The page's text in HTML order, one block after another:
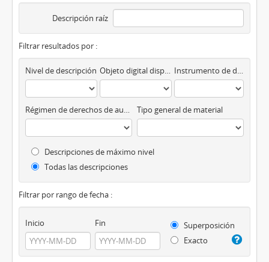
Descripción raíz
Filtrar resultados por :
Nivel de descripción Objeto digital disponibles Instrumento de descripción
Régimen de derechos de autor Tipo general de material
Descripciones de máximo nivel
Todas las descripciones
Filtrar por rango de fecha :
Inicio Fin
Superposición
Exacto